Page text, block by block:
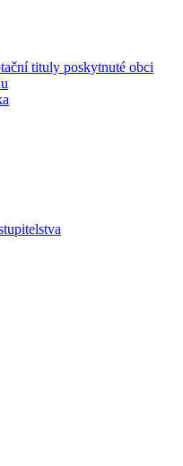
tituly poskytnuté obci